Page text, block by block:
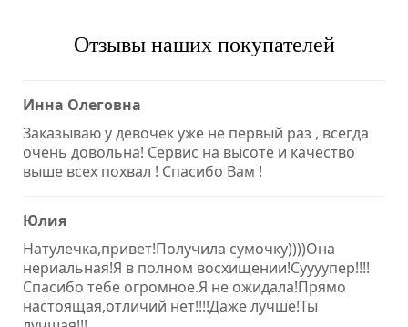
Отзывы наших покупателей
Инна Олеговна
Заказываю у девочек уже не первый раз , всегда
очень довольна! Сервис на высоте и качество
выше всех похвал ! Спасибо Вам !
Юлия
Натулечка,привет!Получила сумочку))))Она
нериальная!Я в полном восхищении!Суууупер!!!!
Спасибо тебе огромное.Я не ожидала!Прямо
настоящая,отличий нет!!!!Даже лучше!Ты